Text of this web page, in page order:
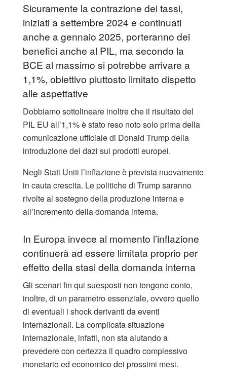
Sicuramente la contrazione dei tassi,
iniziati a settembre 2024 e continuati
anche a gennaio 2025, porteranno dei
benefici anche al PIL, ma secondo la
BCE al massimo si potrebbe arrivare a
1,1%, obiettivo piuttosto limitato dispetto
alle aspettative
Dobbiamo sottolineare inoltre che il risultato del
PIL EU all’1,1% è stato reso noto solo prima della
comunicazione ufficiale di Donald Trump della
introduzione dei dazi sui prodotti europei.
Negli Stati Uniti l’inflazione è prevista nuovamente
in cauta crescita. Le politiche di Trump saranno
rivolte al sostegno della produzione interna e
all’incremento della domanda interna.
In Europa invece al momento l’inflazione
continuerà ad essere limitata proprio per
effetto della stasi della domanda interna
Gli scenari fin qui suesposti non tengono conto,
inoltre, di un parametro essenziale, ovvero quello
di eventuali i shock derivanti da eventi
internazionali. La complicata situazione
internazionale, infatti, non sta aiutando a
prevedere con certezza il quadro complessivo
monetario ed economico dei prossimi mesi.